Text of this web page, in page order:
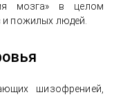
мозга» в целом
и пожилых людей.
шизофренией,